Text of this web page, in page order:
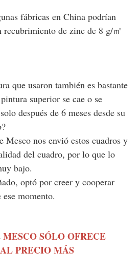
fábricas en China podrían
de zinc de 8 g/㎡
que usaron también es bastante
superior se cae o se
después de 6 meses desde su
Mesco nos envió estos cuadros y
del cuadro, por lo que lo
bajo.
optó por creer y cooperar
momento.
MESCO SÓLO OFRECE
PRECIO MÁS